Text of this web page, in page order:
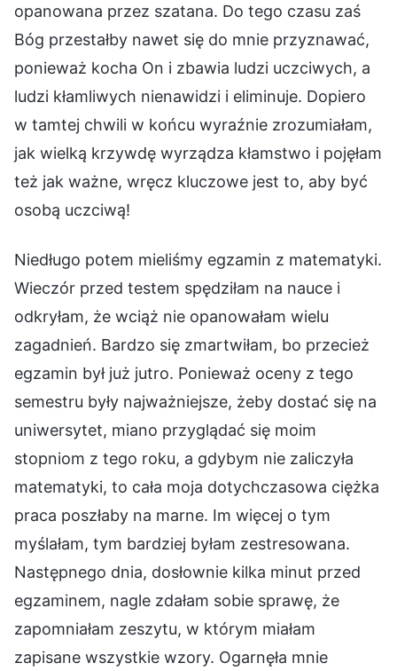
opanowana przez szatana. Do tego czasu zaś
Bóg przestałby nawet się do mnie przyznawać,
ponieważ kocha On i zbawia ludzi uczciwych, a
ludzi kłamliwych nienawidzi i eliminuje. Dopiero
w tamtej chwili w końcu wyraźnie zrozumiałam,
jak wielką krzywdę wyrządza kłamstwo i pojęłam
też jak ważne, wręcz kluczowe jest to, aby być
osobą uczciwą!
Niedługo potem mieliśmy egzamin z matematyki.
Wieczór przed testem spędziłam na nauce i
odkryłam, że wciąż nie opanowałam wielu
zagadnień. Bardzo się zmartwiłam, bo przecież
egzamin był już jutro. Ponieważ oceny z tego
semestru były najważniejsze, żeby dostać się na
uniwersytet, miano przyglądać się moim
stopniom z tego roku, a gdybym nie zaliczyła
matematyki, to cała moja dotychczasowa ciężka
praca poszłaby na marne. Im więcej o tym
myślałam, tym bardziej byłam zestresowana.
Następnego dnia, dosłownie kilka minut przed
egzaminem, nagle zdałam sobie sprawę, że
zapomniałam zeszytu, w którym miałam
zapisane wszystkie wzory. Ogarnęła mnie